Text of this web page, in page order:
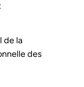
de la
des